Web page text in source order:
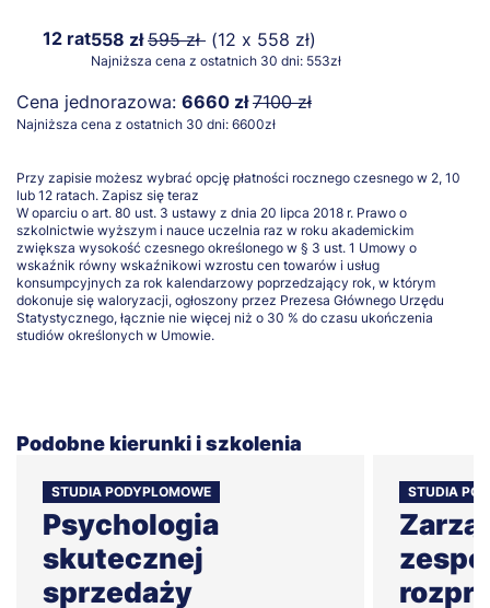
12 rat558 zł595 zł (12 x 558 zł)
Najniższa cena z ostatnich 30 dni: 553zł
Cena jednorazowa: 6660 zł7100 zł
Najniższa cena z ostatnich 30 dni: 6600zł
Przy zapisie możesz wybrać opcję płatności rocznego czesnego w 2, 10
lub 12 ratach. Zapisz się teraz
W oparciu o art. 80 ust. 3 ustawy z dnia 20 lipca 2018 r. Prawo o
szkolnictwie wyższym i nauce uczelnia raz w roku akademickim
zwiększa wysokość czesnego określonego w § 3 ust. 1 Umowy o
wskaźnik równy wskaźnikowi wzrostu cen towarów i usług
konsumpcyjnych za rok kalendarzowy poprzedzający rok, w którym
dokonuje się waloryzacji, ogłoszony przez Prezesa Głównego Urzędu
Statystycznego, łącznie nie więcej niż o 30 % do czasu ukończenia
studiów określonych w Umowie.
Podobne kierunki i szkolenia
STUDIA PODYPLOMOWE
Psychologia
skutecznej
sprzedaży
STUDIA